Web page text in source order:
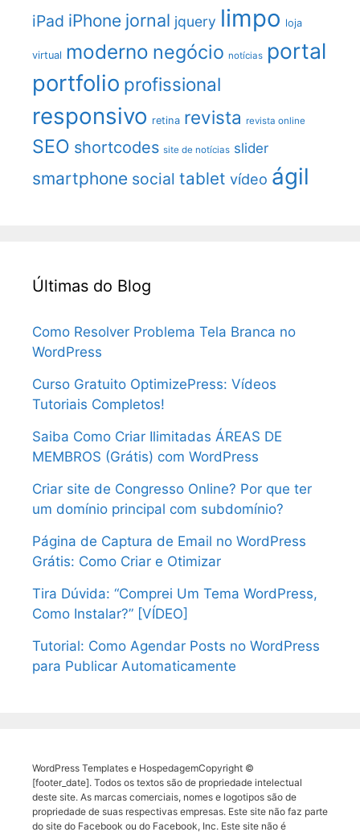
iPad iPhone jornal jquery limpo loja
virtual moderno negócio notícias portal
portfolio profissional
responsivo retina revista revista online
SEO shortcodes site de notícias slider
smartphone social tablet vídeo ágil
Últimas do Blog
Como Resolver Problema Tela Branca no
WordPress
Curso Gratuito OptimizePress: Vídeos
Tutoriais Completos!
Saiba Como Criar Ilimitadas ÁREAS DE
MEMBROS (Grátis) com WordPress
Criar site de Congresso Online? Por que ter
um domínio principal com subdomínio?
Página de Captura de Email no WordPress
Grátis: Como Criar e Otimizar
Tira Dúvida: “Comprei Um Tema WordPress,
Como Instalar?” [VÍDEO]
Tutorial: Como Agendar Posts no WordPress
para Publicar Automaticamente
WordPress Templates e HospedagemCopyright ©
[footer_date]. Todos os textos são de propriedade intelectual
deste site. As marcas comerciais, nomes e logotipos são de
propriedade de suas respectivas empresas. Este site não faz parte
do site do Facebook ou do Facebook, Inc. Este site não é